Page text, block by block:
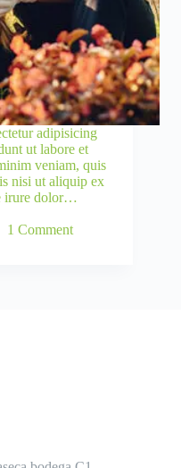
adipisicing
ut labore et
veniam, quis
nisi ut aliquip ex
irure dolor…
1 Comment